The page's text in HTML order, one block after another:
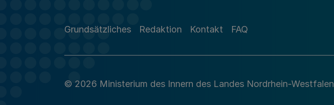
Grundsätzliches Redaktion Kontakt FAQ
© 2026 Ministerium des Innern des Landes Nordrhein-Westfalen